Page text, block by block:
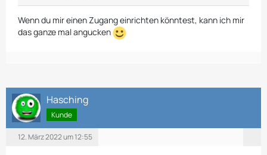
Wenn du mir einen Zugang einrichten könntest, kann ich mir
das ganze mal angucken
Hasching
Kunde
12. März 2022 um 12:55